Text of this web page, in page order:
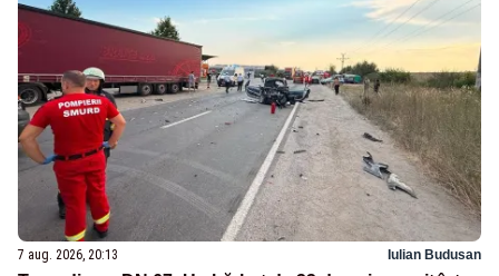
7 aug. 2026, 20:13 Iulian Budusan